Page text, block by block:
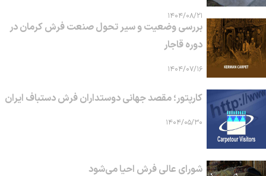
۱۴۰۴/۰۸/۲۱
بررسی وضعیت و سیر تحول صنعت فرش کرمان در
دوره قاجار
۱۴۰۴/۰۷/۱۶
کارپتور؛ مقصد جهانی دوستداران فرش دستباف ایران
۱۴۰۴/۰۵/۳۰
شورای عالی فرش احیا می‌شود